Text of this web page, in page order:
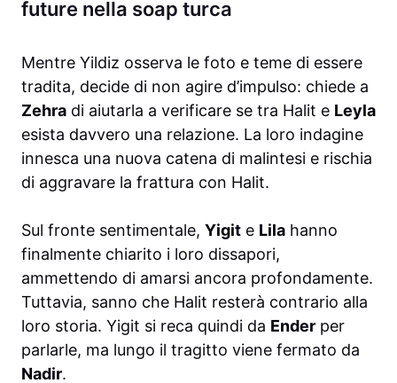
future nella soap turca
Mentre Yildiz osserva le foto e teme di essere
tradita, decide di non agire d’impulso: chiede a
Zehra di aiutarla a verificare se tra Halit e Leyla
esista davvero una relazione. La loro indagine
innesca una nuova catena di malintesi e rischia
di aggravare la frattura con Halit.
Sul fronte sentimentale, Yigit e Lila hanno
finalmente chiarito i loro dissapori,
ammettendo di amarsi ancora profondamente.
Tuttavia, sanno che Halit resterà contrario alla
loro storia. Yigit si reca quindi da Ender per
parlarle, ma lungo il tragitto viene fermato da
Nadir.